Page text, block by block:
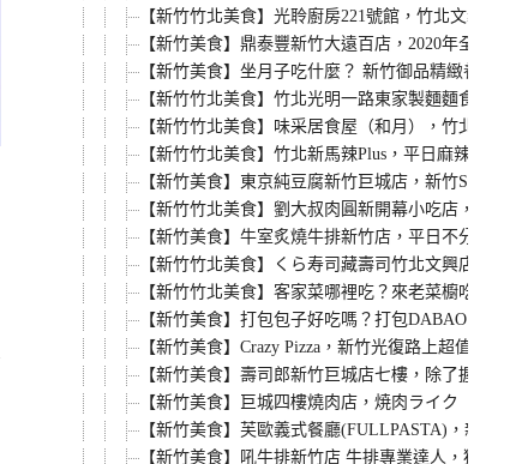
【新竹竹北美食】光聆廚房221號館，竹北文義街
【新竹美食】鼎泰豐新竹大遠百店，2020年全新
【新竹美食】坐月子吃什麼？ 新竹御品精緻養生
【新竹竹北美食】竹北光明一路東家製麵麵食館
【新竹竹北美食】味采居食屋（和月），竹北文
【新竹竹北美食】竹北新馬辣Plus，平日麻辣火
【新竹美食】東京純豆腐新竹巨城店，新竹
【新竹竹北美食】劉大叔肉圓新開幕小吃店，內
【新竹美食】牛室炙燒牛排新竹店，平日不分時
【新竹竹北美食】くら寿司藏壽司竹北文興店，
【新竹竹北美食】客家菜哪裡吃？來老菜櫥吃客
【新竹美食】打包包子好吃嗎？打包DABAO的開
【新竹美食】Crazy Pizza，新竹光復路上超值十
【新竹美食】壽司郎新竹巨城店七樓，除了握壽
【新竹美食】巨城四樓燒肉店，焼肉ライク（燒
【新竹美食】芙歐義式餐廳(FULLPASTA)，新竹
【新竹美食】吼牛排新竹店 牛排專業達人，獨家